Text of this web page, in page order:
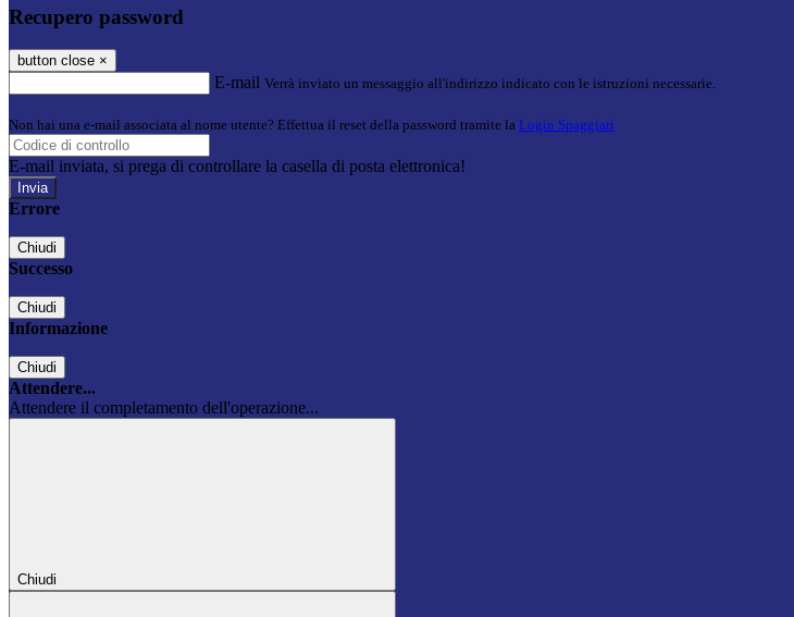
Recupero password
button close ×
E-mail Verrà inviato un messaggio all'indirizzo indicato con le istruzioni necessarie.
Non hai una e-mail associata al nome utente? Effettua il reset della password tramite la Login Spaggiari
E-mail inviata, si prega di controllare la casella di posta elettronica!
Errore
Chiudi
Successo
Chiudi
Informazione
Chiudi
Attendere...
Attendere il completamento dell'operazione...
Chiudi